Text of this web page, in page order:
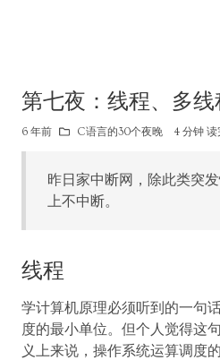
第七夜：线程、多线
6 年前 C语言的30个夜晚 4 分钟
昨日家中断网，除此类突
上不中断。
线程
学计算机原理必须听到的一句
度的最小单位。但个人觉得这
义上来说，操作系统运算调度